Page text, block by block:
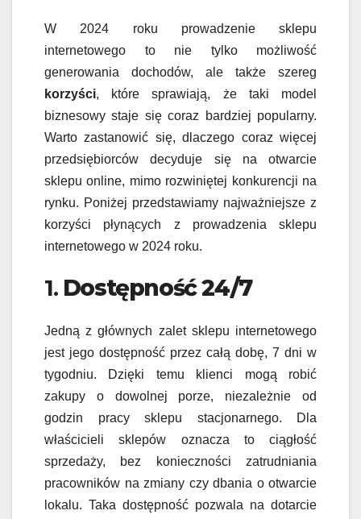
W 2024 roku prowadzenie sklepu
internetowego to nie tylko możliwość
generowania dochodów, ale także szereg
korzyści, które sprawiają, że taki model
biznesowy staje się coraz bardziej popularny.
Warto zastanowić się, dlaczego coraz więcej
przedsiębiorców decyduje się na otwarcie
sklepu online, mimo rozwiniętej konkurencji na
rynku. Poniżej przedstawiamy najważniejsze z
korzyści płynących z prowadzenia sklepu
internetowego w 2024 roku.
1. Dostępność 24/7
Jedną z głównych zalet sklepu internetowego
jest jego dostępność przez całą dobę, 7 dni w
tygodniu. Dzięki temu klienci mogą robić
zakupy o dowolnej porze, niezależnie od
godzin pracy sklepu stacjonarnego. Dla
właścicieli sklepów oznacza to ciągłość
sprzedaży, bez konieczności zatrudniania
pracowników na zmiany czy dbania o otwarcie
lokalu. Taka dostępność pozwala na dotarcie